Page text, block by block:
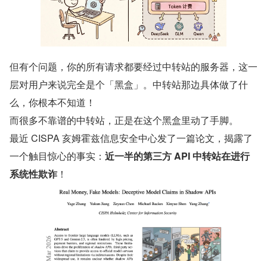
但有个问题，你的所有请求都要经过中转站的服务器，这一
层对用户来说完全是个「黑盒」。中转站那边具体做了什
么，你根本不知道！
而很多不靠谱的中转站，正是在这个黑盒里动了手脚。
最近 CISPA 亥姆霍兹信息安全中心发了一篇论文，揭露了
一个触目惊心的事实： 近一半的第三方 API 中转站在进行
系统性欺诈 ！